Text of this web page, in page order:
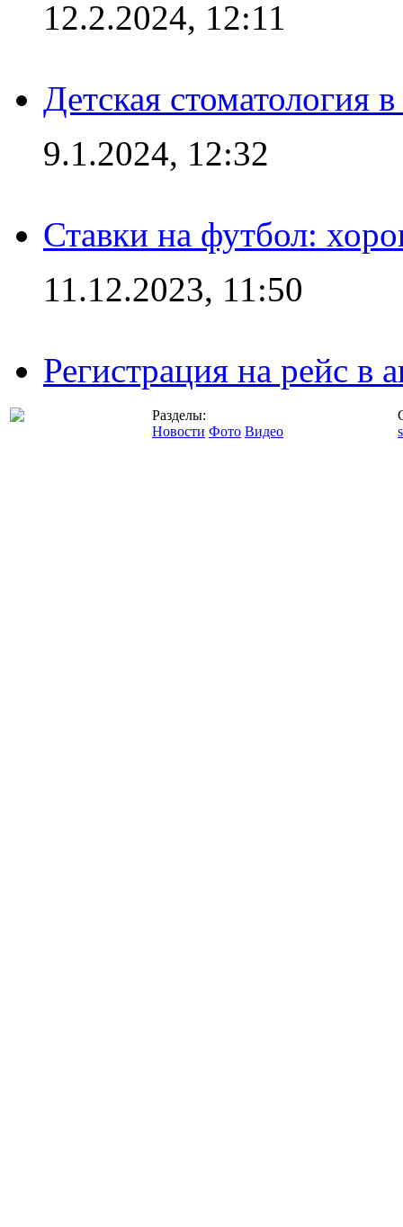
12.2.2024, 12:11
Детская стоматология
9.1.2024, 12:32
Ставки на футбол:
11.12.2023, 11:50
Регистрация на рейс в
Разделы:
Новости Фото Видео